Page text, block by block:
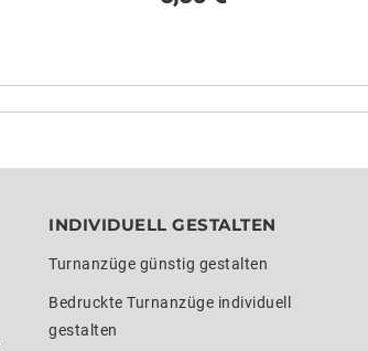
INDIVIDUELL GESTALTEN
Turnanzüge günstig gestalten
Bedruckte Turnanzüge individuell
gestalten